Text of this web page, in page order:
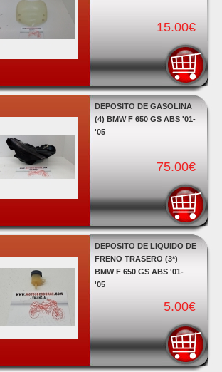
15.00€
DEPOSITO DE GASOLINA
(4) BMW F 650 GS ABS '01-
'05
75.00€
DEPOSITO DE LIQUIDO DE
FRENO TRASERO (3*)
BMW F 650 GS ABS '01-
'05
5.00€